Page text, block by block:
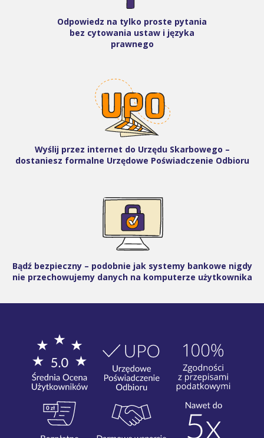
Odpowiedz na tylko proste pytania
bez cytowania ustaw i języka
prawnego
Wyślij przez internet do Urzędu Skarbowego –
dostaniesz formalne Urzędowe Poświadczenie Odbioru
Bądź bezpieczny – podobnie jak systemy bankowe nigdy
nie przechowujemy danych na komputerze użytkownika